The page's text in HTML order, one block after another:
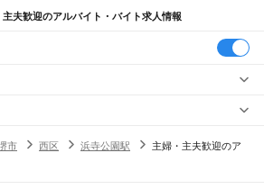
夫歓迎のアルバイト・バイト求人情報
市 西区 浜寺公園駅
主婦・主夫歓迎のア